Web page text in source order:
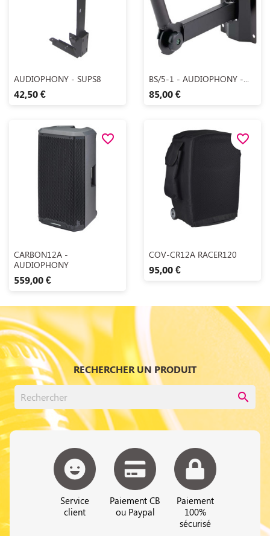
Aperçu rapide
AUDIOPHONY - SUPS8
42,50 €
 Aperçu rapide
BS/5-1 - AUDIOPHONY -...
85,00 €
Aperçu rapide
CARBON12A -
AUDIOPHONY
559,00 €
favorite_border
Aperçu rapide
COV-CR12A RACER120
95,00 €
favorite_border
RECHERCHER UN PRODUIT
search
Service
client
Paiement CB
ou Paypal
Paiement
100%
sécurisé